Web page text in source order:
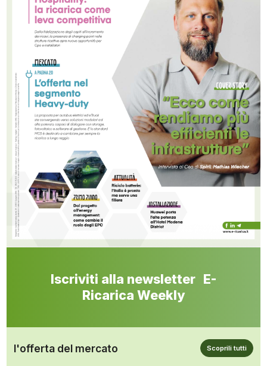
Iscriviti alla newsletter E-
Ricarica Weekly
l'offerta del mercato Scoprili tutti